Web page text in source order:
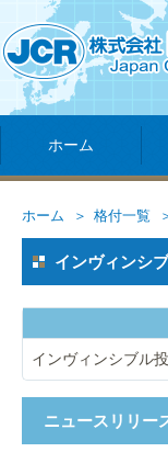
ホーム
ホーム 格付一覧
インヴィンシ
インヴィンシブル
ニュースリリー